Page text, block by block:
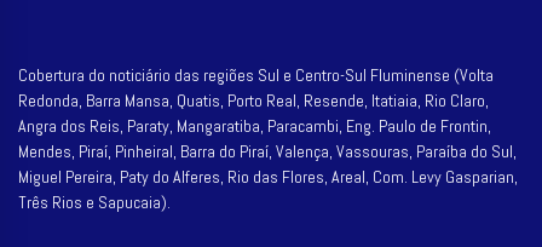
Cobertura do noticiário das regiões Sul e Centro-Sul Fluminense (Volta
Redonda, Barra Mansa, Quatis, Porto Real, Resende, Itatiaia, Rio Claro,
Angra dos Reis, Paraty, Mangaratiba, Paracambi, Eng. Paulo de Frontin,
Mendes, Piraí, Pinheiral, Barra do Piraí, Valença, Vassouras, Paraíba do Sul,
Miguel Pereira, Paty do Alferes, Rio das Flores, Areal, Com. Levy Gasparian,
Três Rios e Sapucaia).